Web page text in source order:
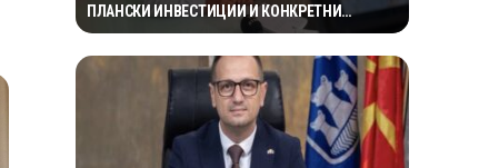
ПЛАНСКИ ИНВЕСТИЦИИ И КОНКРЕТНИ
ПРОЕКТИ